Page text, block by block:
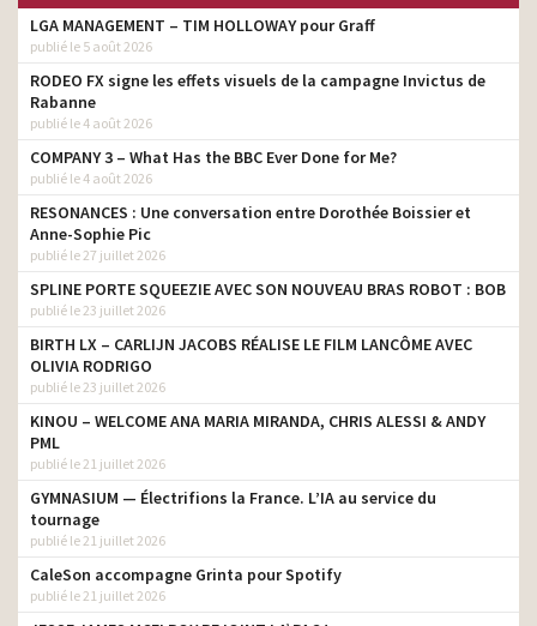
LGA MANAGEMENT – TIM HOLLOWAY pour Graff
publié le 5 août 2026
RODEO FX signe les effets visuels de la campagne Invictus de
Rabanne
publié le 4 août 2026
COMPANY 3 – What Has the BBC Ever Done for Me?
publié le 4 août 2026
RESONANCES : Une conversation entre Dorothée Boissier et
Anne-Sophie Pic
publié le 27 juillet 2026
SPLINE PORTE SQUEEZIE AVEC SON NOUVEAU BRAS ROBOT : BOB
publié le 23 juillet 2026
BIRTH LX – CARLIJN JACOBS RÉALISE LE FILM LANCÔME AVEC
OLIVIA RODRIGO
publié le 23 juillet 2026
KINOU – WELCOME ANA MARIA MIRANDA, CHRIS ALESSI & ANDY
PML
publié le 21 juillet 2026
GYMNASIUM — Électrifions la France. L’IA au service du
tournage
publié le 21 juillet 2026
CaleSon accompagne Grinta pour Spotify
publié le 21 juillet 2026